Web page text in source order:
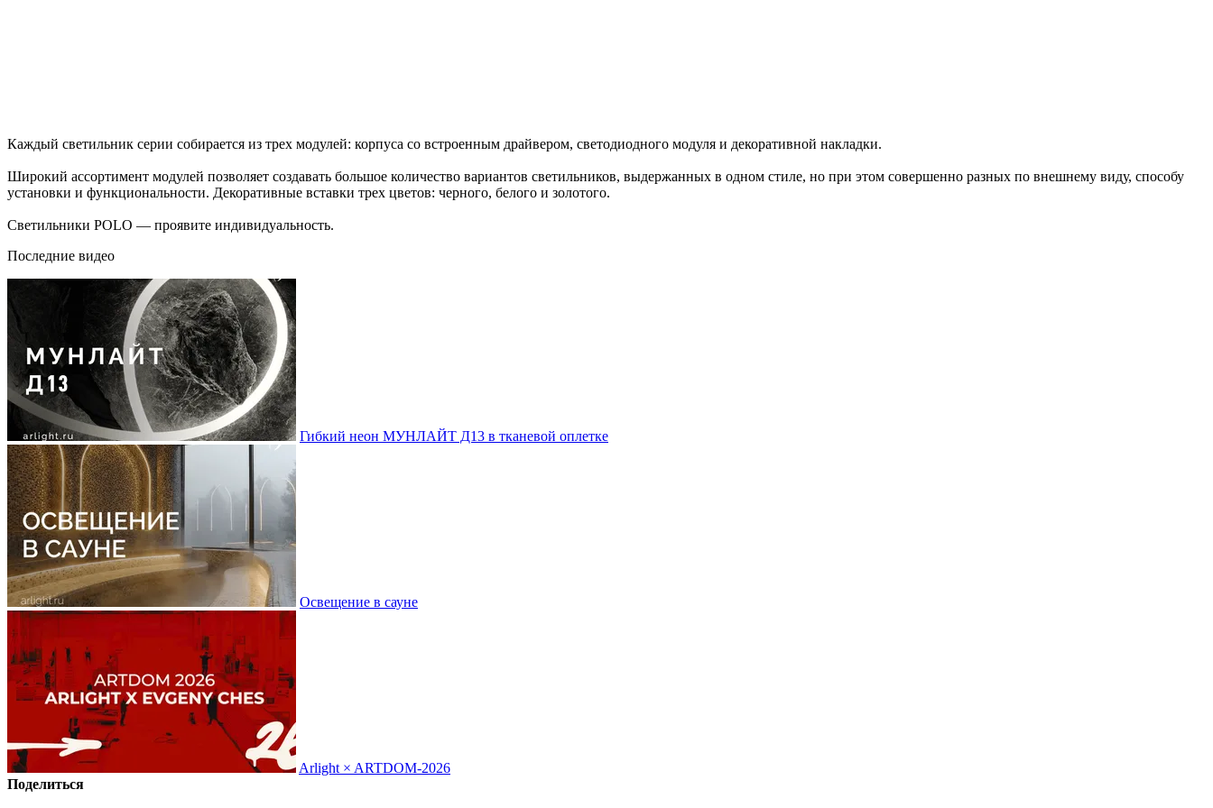
Каждый светильник серии собирается из трех модулей: корпуса со встроенным драйвером, светодиодного модуля и декоративной накладки.
Широкий ассортимент модулей позволяет создавать большое количество вариантов светильников, выдержанных в одном стиле, но при этом совершенно разных по внешнему виду, способу
установки и функциональности. Декоративные вставки трех цветов: черного, белого и золотого.
Светильники POLO — проявите индивидуальность.
Последние видео
Гибкий неон МУНЛАЙТ Д13 в тканевой оплетке
Освещение в сауне
Arlight × ARTDOM-2026
Поделиться